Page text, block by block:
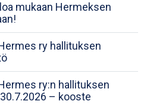
mukaan Hermeksen
ry hallituksen
ry:n hallituksen
– kooste